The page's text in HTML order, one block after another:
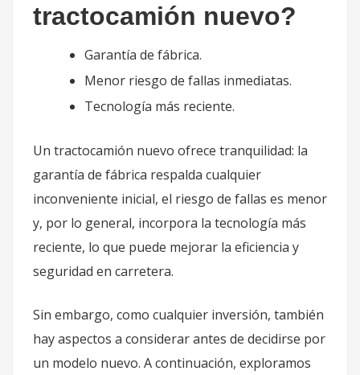
tractocamión nuevo?
Garantía de fábrica.
Menor riesgo de fallas inmediatas.
Tecnología más reciente.
Un tractocamión nuevo ofrece tranquilidad: la
garantía de fábrica respalda cualquier
inconveniente inicial, el riesgo de fallas es menor
y, por lo general, incorpora la tecnología más
reciente, lo que puede mejorar la eficiencia y
seguridad en carretera.
Sin embargo, como cualquier inversión, también
hay aspectos a considerar antes de decidirse por
un modelo nuevo. A continuación, exploramos